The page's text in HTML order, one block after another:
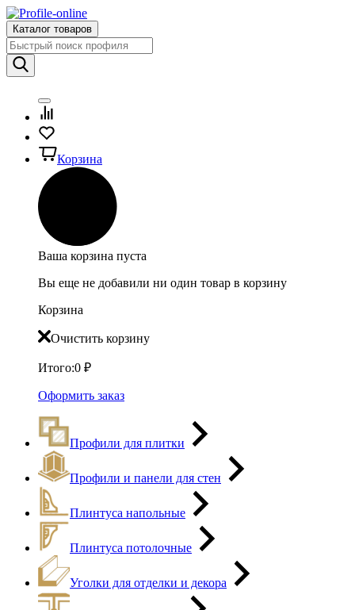
Каталог товаров
Корзина
Ваша корзина пуста
Вы еще не добавили ни один товар в корзину
Корзина
Очистить корзину
Итого:0 ₽
Оформить заказ
Профили для плитки
Профили и панели для стен
Плинтуса напольные
Плинтуса потолочные
Уголки для отделки и декора